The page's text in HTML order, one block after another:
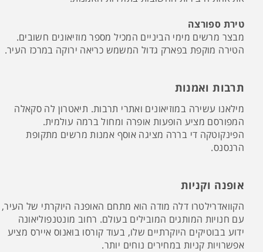
טירת ספורצה
מבצר מרשים מימי הביניים המכיל מספר מוזיאונים חשובים.
הטירה מוקפת בפארק גדול המשמש כריאה ירוקה במרכז העיר.
תרבות ואמנות
מילאנו עשירה במוזיאונים ואתרי תרבות. תיאטרון לה סקאלה
המפורסם מציע הופעות אופרה ומחול ברמה עולמית.
הפינקוטקה די בררה מציגה אוסף אמנות מרשים מתקופת
הרנסנס.
אופנה וקניות
הקוואדרילטרו דלה מודה הוא מתחם האופנה היוקרתי של העיר,
עם חנויות המותגים המובילים בעולם. רחוב מונטנפוליאונה
ידוע בבוטיקים היוקרתיים שלו, בעוד קורסו בואנוס איירס מציע
אפשרויות קניות במחירים נוחים יותר.